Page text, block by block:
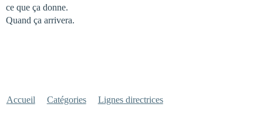
ce que ça donne.
Quand ça arrivera.
Accueil Catégories Lignes directrices